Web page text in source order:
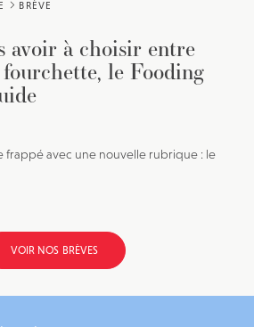
BRÈVE
avoir à choisir entre
le Fooding
frappé avec une nouvelle rubrique : le
VOIR NOS BRÈVES